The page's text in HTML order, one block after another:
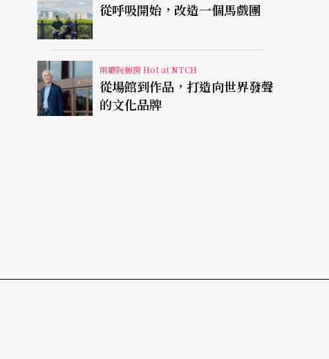
從呼吸開始，改造一個馬戲團
兩廳院櫥窗 Hot at NTCH
從場館到作品，打造向世界發聲
的文化品牌